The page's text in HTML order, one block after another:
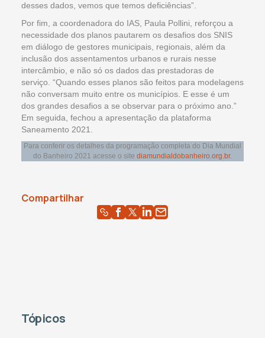
desses dados, vemos que temos deficiências”.
Por fim, a coordenadora do IAS, Paula Pollini, reforçou a
necessidade dos planos pautarem os desafios dos SNIS
em diálogo de gestores municipais, regionais, além da
inclusão dos assentamentos urbanos e rurais nesse
intercâmbio, e não só os dados das prestadoras de
serviço. “Quando esses planos são feitos para modelagens
não conversam muito entre os municípios. E esse é um
dos grandes desafios a se observar para o próximo ano.”
Em seguida, fechou a apresentação da plataforma
Saneamento 2021.
Para conferir os detalhes da programação completa do Dia Mundial
do Banheiro 2021 acesse o site diamundialdobanheiro.org.br.
Compartilhar
Tópicos